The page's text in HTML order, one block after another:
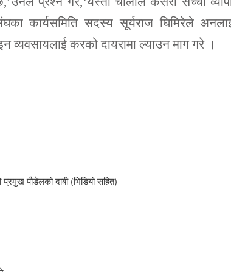
कार्यसमिति सदस्य सूर्यराज घिमिरेले
व्यवसायलाई करको दायरामा ल्याउन माग गरे ।
पौडेलको दाबी (भिडियो सहित)